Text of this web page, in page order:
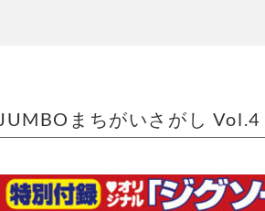
JUMBOまちがいさがし Vol.4